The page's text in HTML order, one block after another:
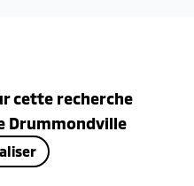
cette recherche
Drummondville